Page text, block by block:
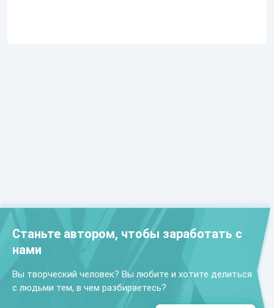
Станьте автором, чтобы заработать с
нами
Вы творческий человек? Вы любите и хотите делиться
с людьми тем, в чем разбираетесь?